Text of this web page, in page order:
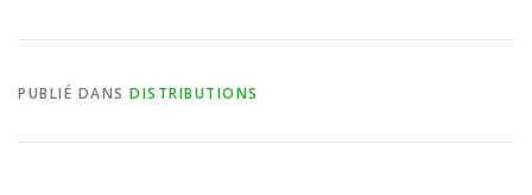
PUBLIÉ DANS DISTRIBUTIONS